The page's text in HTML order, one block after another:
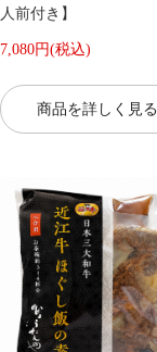
人前付き】
7,080円(税込)
商品を詳しく見る